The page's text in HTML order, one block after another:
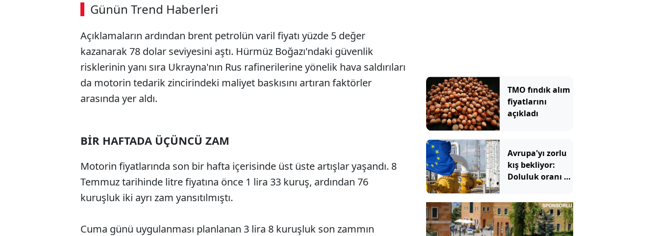
Günün Trend Haberleri
Açıklamaların ardından brent petrolün varil fiyatı yüzde 5 değer
kazanarak 78 dolar seviyesini aştı. Hürmüz Boğazı'ndaki güvenlik
risklerinin yanı sıra Ukrayna'nın Rus rafinerilerine yönelik hava saldırıları
da motorin tedarik zincirindeki maliyet baskısını artıran faktörler
arasında yer aldı.
BİR HAFTADA ÜÇÜNCÜ ZAM
Motorin fiyatlarında son bir hafta içerisinde üst üste artışlar yaşandı. 8
Temmuz tarihinde litre fiyatına önce 1 lira 33 kuruş, ardından 76
kuruşluk iki ayrı zam yansıtılmıştı.
Cuma günü uygulanması planlanan 3 lira 8 kuruşluk son zammın
TMO fındık alım
fiyatlarını
açıkladı
Avrupa'yı zorlu
kış bekliyor:
Doluluk oranı 15
düşüğünde